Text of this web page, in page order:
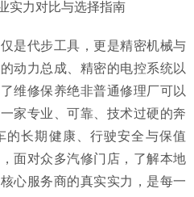
实力对比与选择指南
是代步工具，更是精密机械与
动力总成、精密的电控系统以
维修保养绝非普通修理厂可以
家专业、可靠、技术过硬的奔
的长期健康、行驶安全与保值
面对众多汽修门店，了解本地
心服务商的真实实力，是每一
路不忽悠车主的奔驰发动机抖动
29
厂选择指南与专业服务商解析
驰三元催化堵塞检查，哪家维修